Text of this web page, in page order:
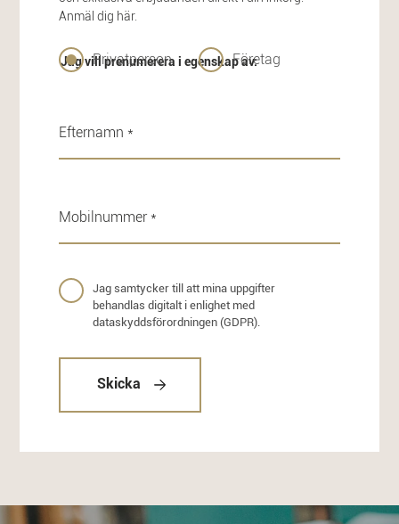
Anmäl dig här.
Jag vill prenumerera i egenskap av:
Privatperson Företag
Jag samtycker till att mina uppgifter
behandlas digitalt i enlighet med
dataskyddsförordningen (GDPR).
Skicka